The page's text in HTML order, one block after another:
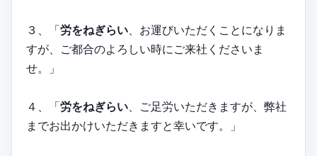
３、「労をねぎらい、お運びいただくことになりま
すが、ご都合のよろしい時にご来社くださいま
せ。」
４、「労をねぎらい、ご足労いただきますが、弊社
までお出かけいただきますと幸いです。」